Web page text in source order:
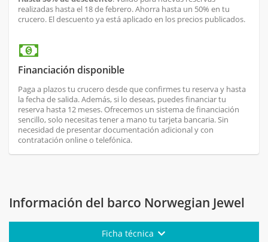
realizadas hasta el 18 de febrero. Ahorra hasta un 50% en tu
crucero. El descuento ya está aplicado en los precios publicados.
Financiación disponible
Paga a plazos tu crucero desde que confirmes tu reserva y hasta
la fecha de salida. Además, si lo deseas, puedes financiar tu
reserva hasta 12 meses. Ofrecemos un sistema de financiación
sencillo, solo necesitas tener a mano tu tarjeta bancaria. Sin
necesidad de presentar documentación adicional y con
contratación online o telefónica.
Información del barco Norwegian Jewel
Ficha técnica